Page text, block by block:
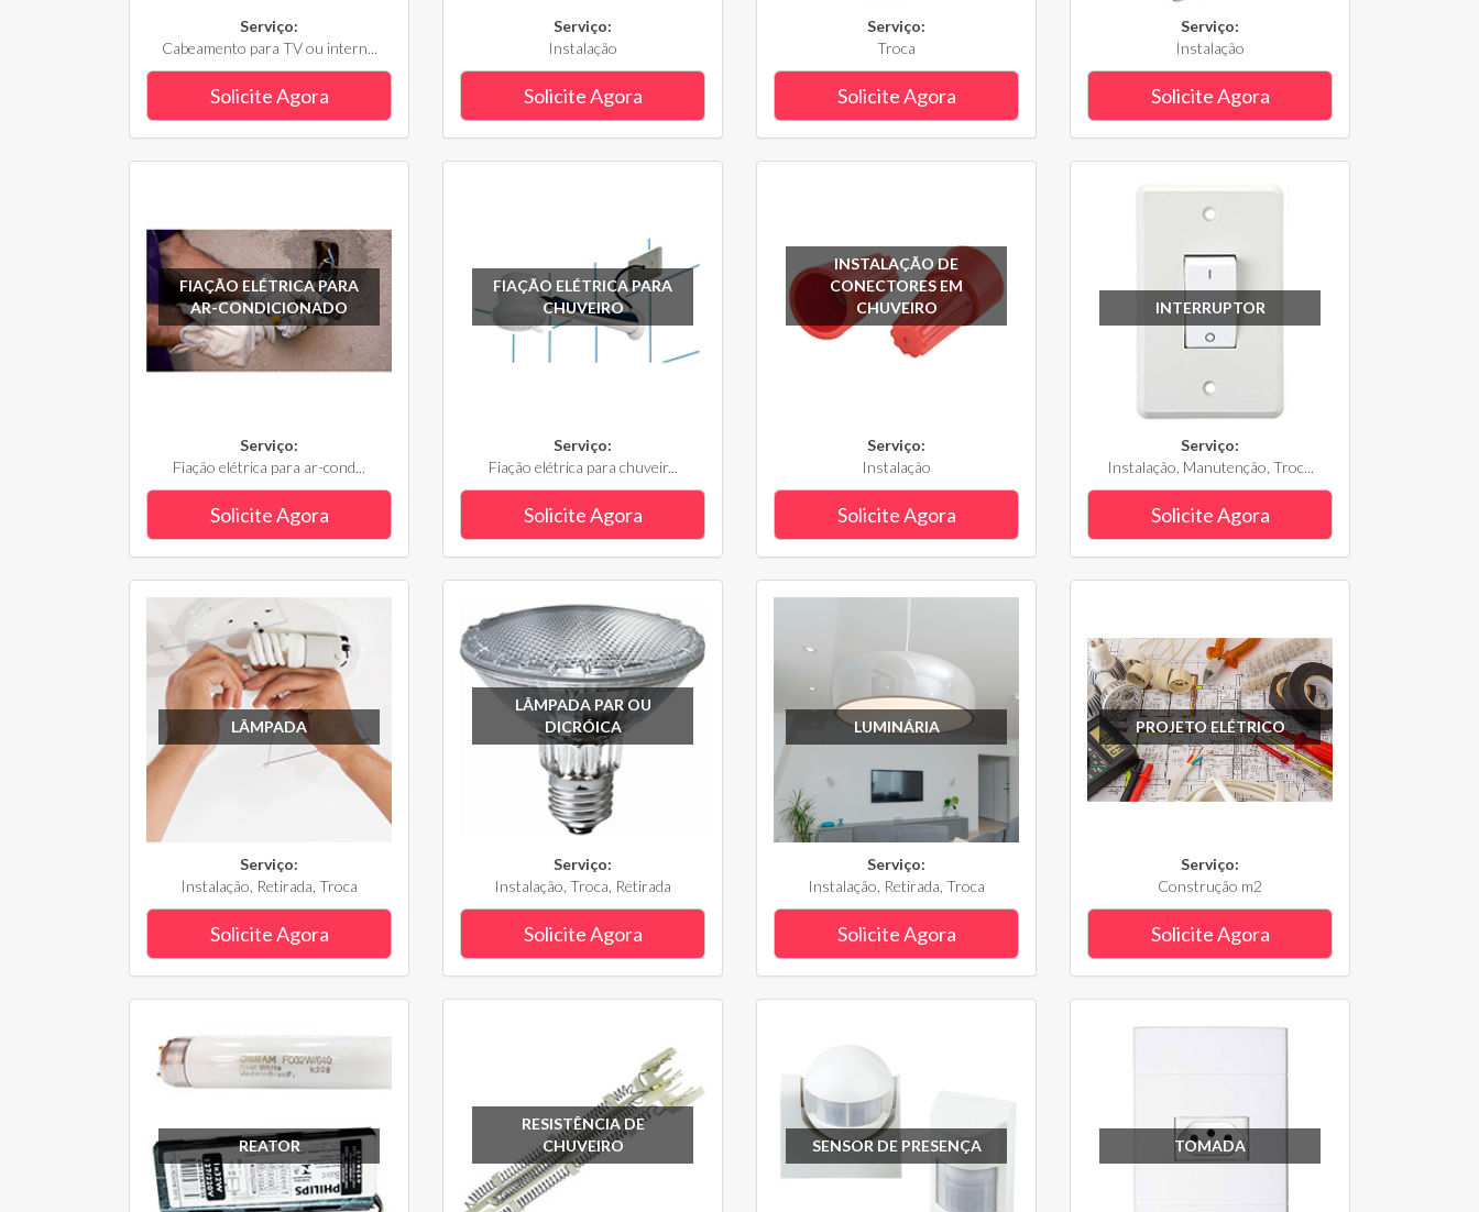
Serviço:
Cabeamento para TV ou intern...
Solicite Agora
Serviço:
Instalação
Solicite Agora
Serviço:
Troca
Solicite Agora
Serviço:
Instalação
Solicite Agora
FIAÇÃO ELÉTRICA PARA
AR-CONDICIONADO
Serviço:
Fiação elétrica para ar-cond...
Solicite Agora
FIAÇÃO ELÉTRICA PARA
CHUVEIRO
Serviço:
Fiação elétrica para chuveir...
Solicite Agora
INSTALAÇÃO DE
CONECTORES EM
CHUVEIRO
Serviço:
Instalação
Solicite Agora
INTERRUPTOR
Serviço:
Instalação, Manutenção, Troc...
Solicite Agora
LÂMPADA
Serviço:
Instalação, Retirada, Troca
Solicite Agora
LÂMPADA PAR OU
DICRÓICA
Serviço:
Instalação, Troca, Retirada
Solicite Agora
LUMINÁRIA
Serviço:
Instalação, Retirada, Troca
Solicite Agora
PROJETO ELÉTRICO
Serviço:
Construção m2
Solicite Agora
REATOR
RESISTÊNCIA DE
CHUVEIRO
SENSOR DE PRESENÇA TOMADA